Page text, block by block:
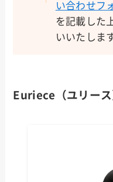
い合わせフ
を記載した
いいたしま
Euriece（ユリー